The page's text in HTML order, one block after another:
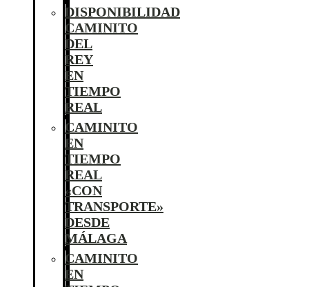
DISPONIBILIDAD
CAMINITO
DEL
REY
EN
TIEMPO
REAL
CAMINITO
EN
TIEMPO
REAL
«CON
TRANSPORTE»
DESDE
MÁLAGA
CAMINITO
EN